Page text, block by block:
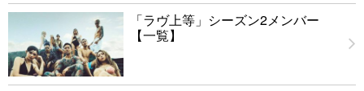
「ラヴ上等」シーズン2メンバー
【一覧】